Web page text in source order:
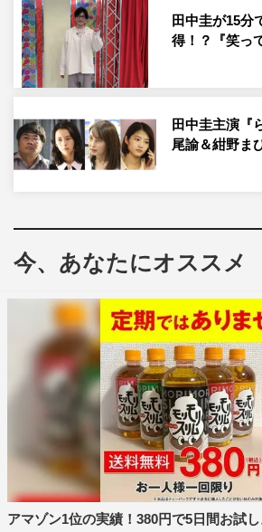
ト陣も出演。さらに新キャストとし
参戦する。
今回『金曜ロードショー』で放送さ
し、“交換殺人ゲーム”が始まらなかっ
ら菜奈と翔太の船上ウェディングパー
2年間を、5つのオムニバスストーリ
人生を送っていたのか？ 抱えていた
や、西野演じる黒島と横浜演じるどー
殺人ゲーム”が起こらなかった世界で
なっているのかも描かれる。
さらに、情報番組『スッキリ』とのコ
加藤浩次に加え、近藤春菜、水卜麻
バックし、ドラマ放送時の3名が揃っ
場面や衝撃シーンをキャストと一緒
版の“新たな世界”を徹底解剖するとの
田中圭が15分
得！？『笑っ
田中圭主演『
尾諭＆紺野ま
今、あなたにオススメ
アマゾン1位の実績！380円で5日間お試し